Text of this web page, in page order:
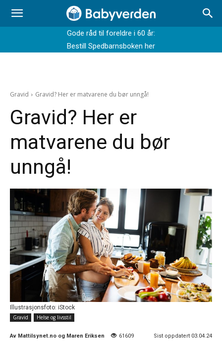
Gode råd til foreldre i 60 år:
Bestill Spedbarnsboken her
Gravid Gravid? Her er matvarene du bør unngå!
Gravid? Her er
matvarene du bør
unngå!
Illustrasjonsfoto: iStock
Gravid
Helse og livsstil
Av Mattilsynet.no og Maren Eriksen 61609 Sist oppdatert 03.04.24